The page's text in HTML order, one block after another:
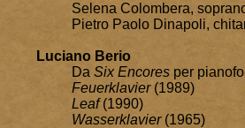
Selena Colombera,
Pietro Paolo Dinapoli,
Luciano Berio
Da Six Encores per
Feuerklavier(1989)
Leaf(1990)
Wasserklavier(1965)